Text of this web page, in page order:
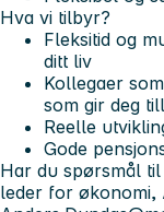
Hva vi tilbyr?
Fleksitid og
ditt liv
Kollegaer
som gir deg
Reelle
Gode
Har du spørsmål
leder for økonomi,